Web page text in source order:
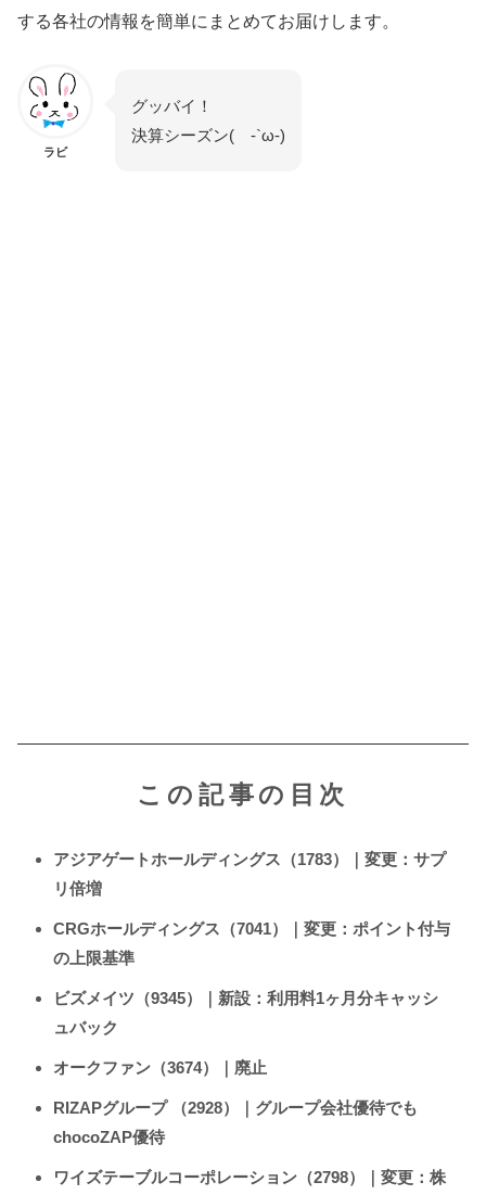
する各社の情報を簡単にまとめてお届けします。
ラビ
グッバイ！
決算シーズン( -`ω-)
この記事の目次
アジアゲートホールディングス（1783）｜変更：サプ
リ倍増
CRGホールディングス（7041）｜変更：ポイント付与
の上限基準
ビズメイツ（9345）｜新設：利用料1ヶ月分キャッシ
ュバック
オークファン（3674）｜廃止
RIZAPグループ （2928）｜グループ会社優待でも
chocoZAP優待
ワイズテーブルコーポレーション（2798）｜変更：株